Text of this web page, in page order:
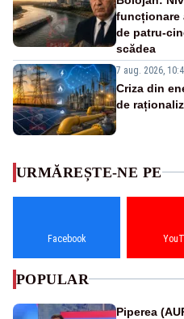
funcționare
de patru-
scădea
7 aug. 2026,
Criza din
de
URMĂREȘTE-NE PE
Facebook
POPULAR
Piperea